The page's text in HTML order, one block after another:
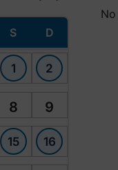
S D
1 2
8 9
15 16